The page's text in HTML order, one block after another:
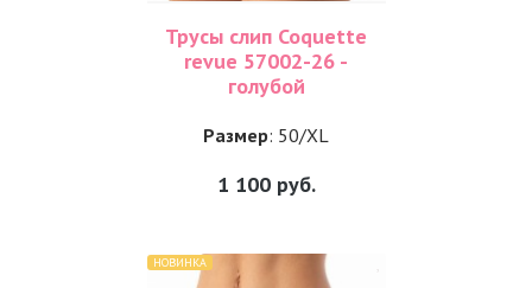
Трусы слип Coquette
revue 57002-26 -
голубой
Размер: 50/XL
1 100руб.
НОВИНКА